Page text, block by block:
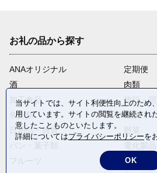
お礼の品から探す
ANAオリジナル
定期便
酒
肉類
加工食品
旅行・宿
魚介類
麺類
日用品・雑貨
卵・乳製
当サイトでは、サイト利便性向上のため
用しています。サイトの閲覧を継続され
意したことものといたします。
詳細についてはプライバシーポリシーを
OK